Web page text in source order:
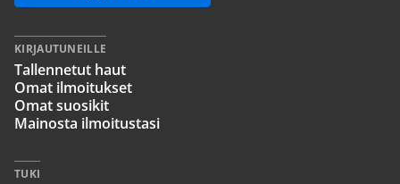
KIRJAUTUNEILLE
Tallennetut haut
Omat ilmoitukset
Omat suosikit
Mainosta ilmoitustasi
TUKI